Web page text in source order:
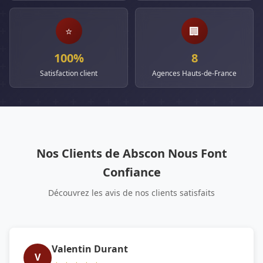
⭐
100%
Satisfaction client
🏢
8
Agences Hauts-de-France
Nos Clients de Abscon Nous Font
Confiance
Découvrez les avis de nos clients satisfaits
V
Valentin Durant